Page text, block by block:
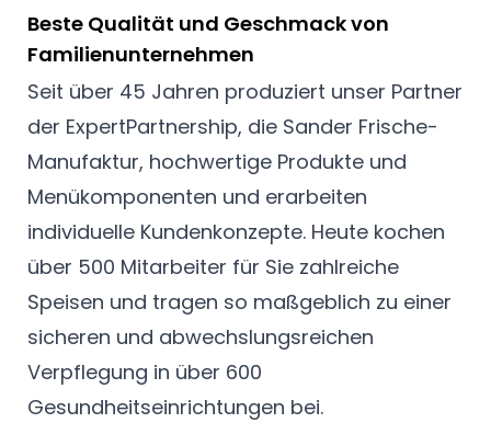
Beste Qualität und Geschmack von
Familienunternehmen
Seit über 45 Jahren produziert unser Partner
der ExpertPartnership, die Sander Frische-
Manufaktur, hochwertige Produkte und
Menükomponenten und erarbeiten
individuelle Kundenkonzepte. Heute kochen
über 500 Mitarbeiter für Sie zahlreiche
Speisen und tragen so maßgeblich zu einer
sicheren und abwechslungsreichen
Verpflegung in über 600
Gesundheitseinrichtungen bei.